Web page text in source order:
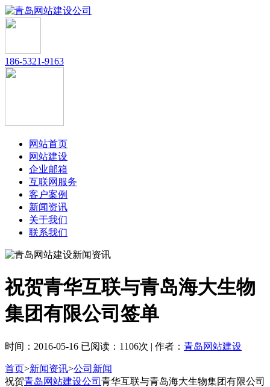
186-5321-9163
网站首页
网站建设
企业邮箱
互联网服务
客户案例
新闻资讯
关于我们
联系我们
祝贺青华互联与青岛海大生物
集团有限公司签单
时间：2016-05-16 已阅读：1106次 | 作者： 青岛网站建设
首页>新闻资讯>公司新闻
祝贺青岛网站建设公司 青华互联与青岛海大生物集团有限公司